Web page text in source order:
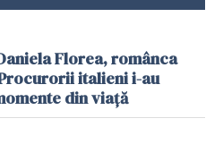
Florea, românca
italieni i-au
din viață